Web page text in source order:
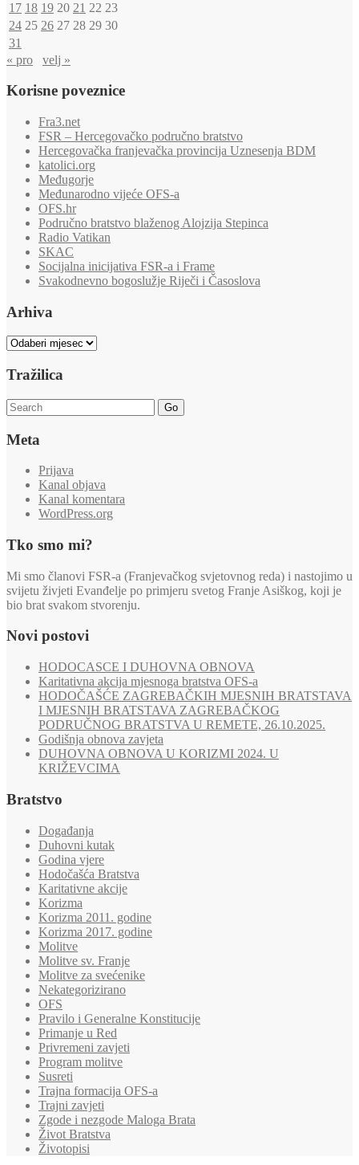
17 18 19 20 21 22 23
24 25 26 27 28 29 30
31
« pro
velj »
Korisne poveznice
Fra3.net
FSR – Hercegovačko područno bratstvo
Hercegovačka franjevačka provincija Uznesenja BDM
katolici.org
Međugorje
Međunarodno vijeće OFS-a
OFS.hr
Područno bratstvo blaženog Alojzija Stepinca
Radio Vatikan
SKAC
Socijalna inicijativa FSR-a i Frame
Svakodnevno bogoslužje Riječi i Časoslova
Arhiva
Arhiva
Tražilica
Go
Meta
Prijava
Kanal objava
Kanal komentara
WordPress.org
Tko smo mi?
Mi smo članovi FSR-a (Franjevačkog svjetovnog reda) i nastojimo u
svijetu živjeti Evanđelje po primjeru svetog Franje Asiškog, koji je
bio brat svakom stvorenju.
Novi postovi
HODOCASCE I DUHOVNA OBNOVA
Karitativna akcija mjesnoga bratstva OFS-a
HODOČAŠĆE ZAGREBAČKIH MJESNIH BRATSTAVA
I MJESNIH BRATSTAVA ZAGREBAČKOG
PODRUČNOG BRATSTVA U REMETE, 26.10.2025.
Godišnja obnova zavjeta
DUHOVNA OBNOVA U KORIZMI 2024. U
KRIŽEVCIMA
Bratstvo
Događanja
Duhovni kutak
Godina vjere
Hodočašća Bratstva
Karitativne akcije
Korizma
Korizma 2011. godine
Korizma 2017. godine
Molitve
Molitve sv. Franje
Molitve za svećenike
Nekategorizirano
OFS
Pravilo i Generalne Konstitucije
Primanje u Red
Privremeni zavjeti
Program molitve
Susreti
Trajna formacija OFS-a
Trajni zavjeti
Zgode i nezgode Maloga Brata
Život Bratstva
Životopisi